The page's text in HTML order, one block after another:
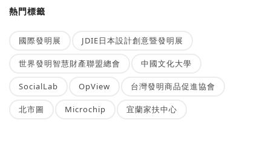
熱門標籤
國際發明展 JDIE日本設計創意暨發明展
世界發明智慧財產聯盟總會 中國文化大學
SocialLab OpView 台灣發明商品促進協會
北市圖 Microchip 宜蘭家扶中心